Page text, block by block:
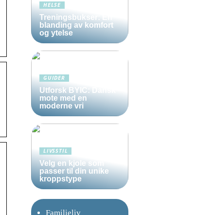
HELSE
Treningsbukser: En
blanding av komfort
og ytelse
GUIDER
Utforsk BYIC: Dansk
mote med en
moderne vri
LIVSSTIL
Velg en kjole som
passer til din unike
kroppstype
Familieliv